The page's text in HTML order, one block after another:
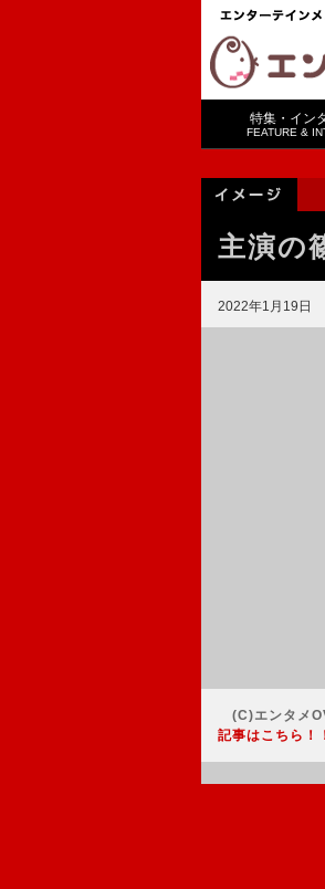
特集・イン
FEATURE &
主演の
2022年1月19日
(C)エンタメ
記事はこちら！！